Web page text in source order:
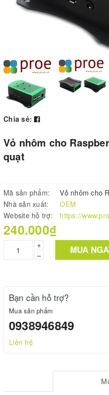
Chia sẻ:
Vỏ nhôm cho
quạt
Mã sản phẩm:
Vỏ nhôm cho
Nhà sản xuất:
OEM
Website hỗ trợ:
https://
240.000₫
+
–
MUA
Bạn cần hỗ trợ?
Mua sản phẩm
0938946849
Liên hệ